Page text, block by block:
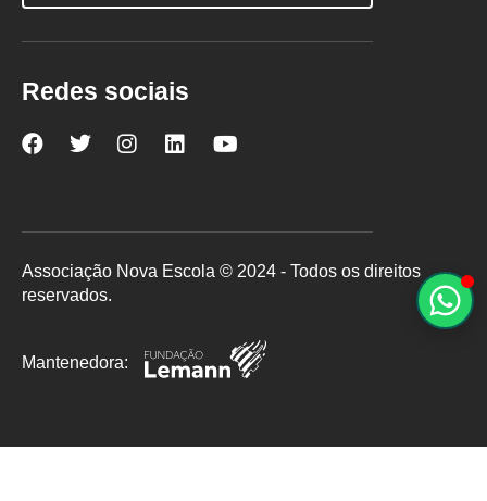
Redes sociais
Nova
Facebook
Nova
Twitter
Nova
Instagram
Nova
LinkedInYouTube
Associação Nova Escola © 2024 - Todos os direitos
reservados.
Mantenedora: